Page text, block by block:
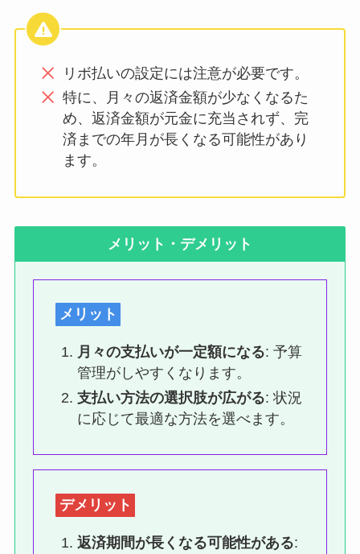
リボ払いの設定には注意が必要です。
特に、月々の返済金額が少なくなるた
め、返済金額が元金に充当されず、完
済までの年月が長くなる可能性があり
ます。
メリット・デメリット
メリット
月々の支払いが一定額になる: 予算
管理がしやすくなります。
支払い方法の選択肢が広がる: 状況
に応じて最適な方法を選べます。
デメリット
返済期間が長くなる可能性がある: